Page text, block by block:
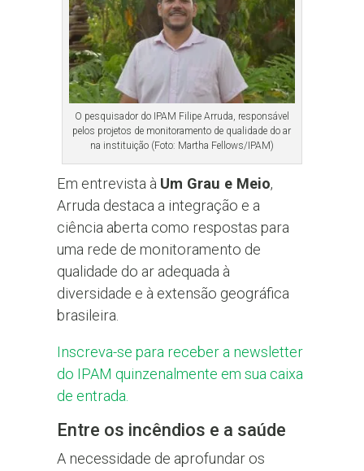
O pesquisador do IPAM Filipe Arruda, responsável
pelos projetos de monitoramento de qualidade do ar
na instituição (Foto: Martha Fellows/IPAM)
Em entrevista à Um Grau e Meio,
Arruda destaca a integração e a
ciência aberta como respostas para
uma rede de monitoramento de
qualidade do ar adequada à
diversidade e à extensão geográfica
brasileira.
Inscreva-se para receber a newsletter
do IPAM quinzenalmente em sua caixa
de entrada.
Entre os incêndios e a saúde
A necessidade de aprofundar os